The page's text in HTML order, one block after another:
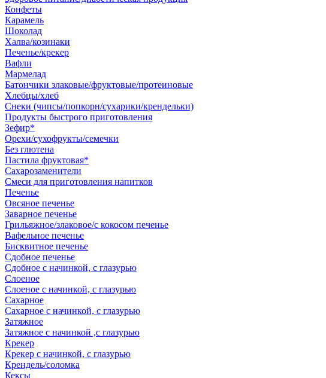
Конфеты
Карамель
Шоколад
Халва/козинаки
Печенье/крекер
Вафли
Мармелад
Батончики злаковые/фруктовые/протеиновые
Хлебцы/хлеб
Снеки (чипсы/попкорн/сухарики/крендельки)
Продукты быстрого приготовления
Зефир*
Орехи/сухофрукты/семечки
Без глютена
Пастила фруктовая*
Сахарозаменители
Смеси для приготовления напитков
Печенье
Овсяное печенье
Заварное печенье
Грильяжное/злаковое/с кокосом печенье
Вафельное печенье
Бисквитное печенье
Сдобное печенье
Сдобное с начинкой, с глазурью
Слоеное
Слоеное с начинкой, с глазурью
Сахарное
Сахарное с начинкой, с глазурью
Затяжное
Затяжное с начинкой ,с глазурью
Крекер
Крекер с начинкой, с глазурью
Крендель/соломка
Кексы